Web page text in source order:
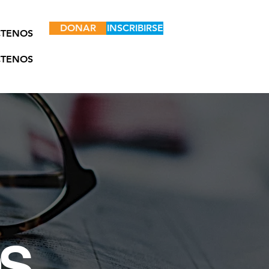
DONAR INSCRIBIRSE